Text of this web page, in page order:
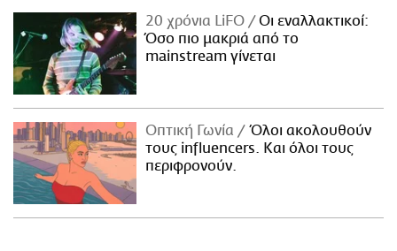
20 χρόνια LiFO
Οι εναλλακτικοί:
Όσο πιο μακριά από το
mainstream γίνεται
Οπτική Γωνία
Όλοι ακολουθούν
τους influencers. Και όλοι τους
περιφρονούν.